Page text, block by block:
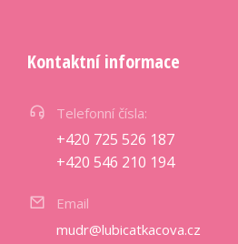
Kontaktní informace
Telefonní čísla:
+420 725 526 187
+420 546 210 194
Email
mudr@lubicatkacova.cz